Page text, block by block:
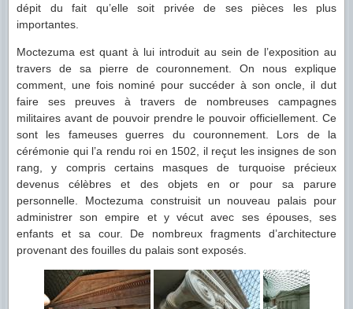
dépit du fait qu’elle soit privée de ses pièces les plus
importantes.
Moctezuma est quant à lui introduit au sein de l’exposition au
travers de sa pierre de couronnement. On nous explique
comment, une fois nominé pour succéder à son oncle, il dut
faire ses preuves à travers de nombreuses campagnes
militaires avant de pouvoir prendre le pouvoir officiellement. Ce
sont les fameuses guerres du couronnement. Lors de la
cérémonie qui l’a rendu roi en 1502, il reçut les insignes de son
rang, y compris certains masques de turquoise précieux
devenus célèbres et des objets en or pour sa parure
personnelle. Moctezuma construisit un nouveau palais pour
administrer son empire et y vécut avec ses épouses, ses
enfants et sa cour. De nombreux fragments d’architecture
provenant des fouilles du palais sont exposés.